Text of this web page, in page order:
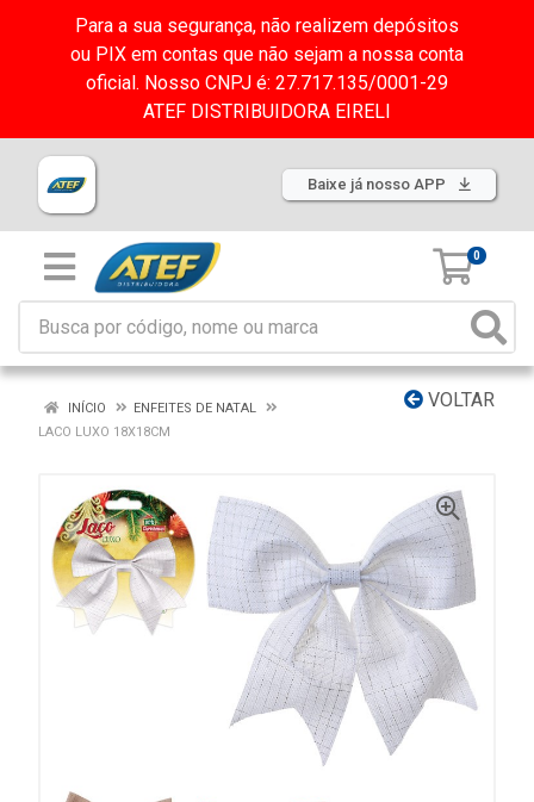
Para a sua segurança, não realizem depósitos
ou PIX em contas que não sejam a nossa conta
oficial. Nosso CNPJ é: 27.717.135/0001-29
ATEF DISTRIBUIDORA EIRELI
Baixe já nosso APP
0
VOLTAR
INÍCIO
ENFEITES DE NATAL
LACO LUXO 18X18CM